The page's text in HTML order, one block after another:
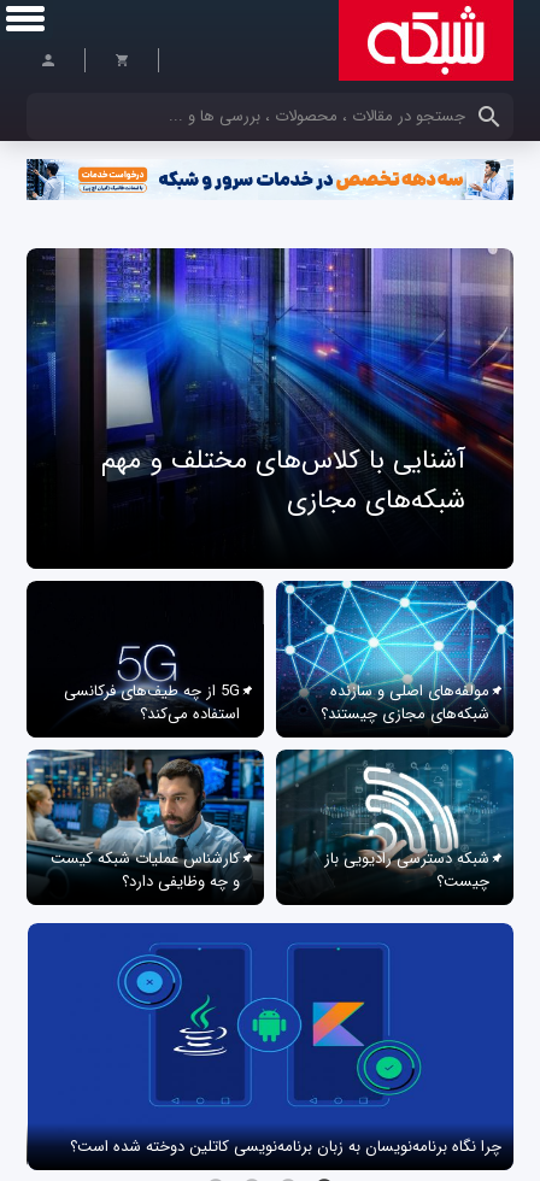
کلمات کلیدی خود را وارد کنید
آشنایی با کلاس‌های مختلف و مهم
شبکه‌های مجازی
مولفه‌های اصلی و سازنده
شبکه‌های مجازی چیستند؟
5G از چه طیف‌های فرکانسی
استفاده می‌کند؟
شبکه دسترسی رادیویی باز
چیست؟
کارشناس عملیات شبکه کیست
و چه وظایفی دارد؟
چرا نگاه برنامه‌نویسان به زبان برنامه‌نویسی کاتلین دوخته شده است؟